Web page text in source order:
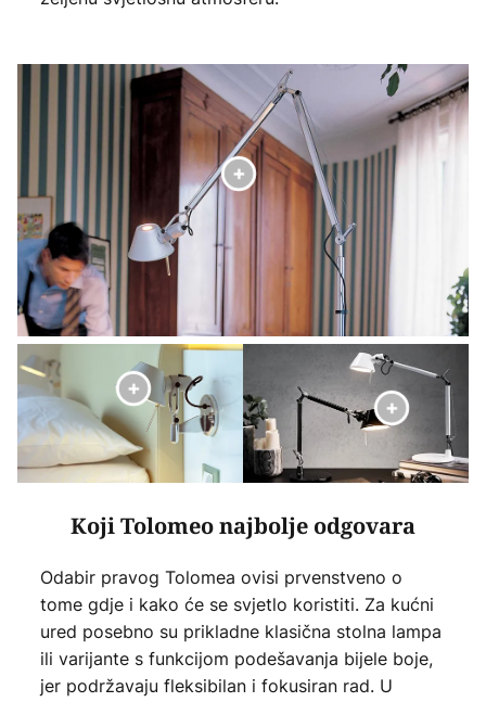
Koji Tolomeo najbolje odgovara
Odabir pravog Tolomea ovisi prvenstveno o
tome gdje i kako će se svjetlo koristiti. Za kućni
ured posebno su prikladne klasična stolna lampa
ili varijante s funkcijom podešavanja bijele boje,
jer podržavaju fleksibilan i fokusiran rad. U